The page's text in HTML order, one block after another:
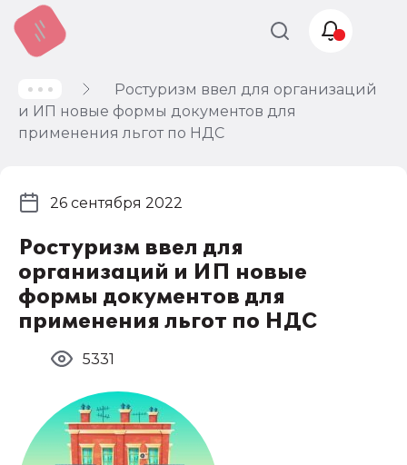
Ростуризм ввел для организаций
и ИП новые формы документов для
применения льгот по НДС
Ростуризм ввел для
организаций и ИП новые
формы документов для
применения льгот по НДС
26 сентября 2022
5331
Учет и
налогообложение